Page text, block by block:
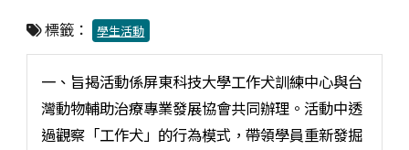
標籤： 學生活動
一、旨揭活動係屏東科技大學工作犬訓練中心與台
灣動物輔助治療專業發展協會共同辦理。活動中透
過觀察「工作犬」的行為模式，帶領學員重新發掘